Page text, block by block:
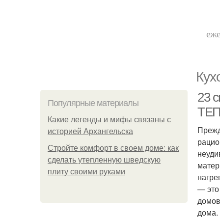
Популярные материалы
Какие легенды и мифы связаны с
историей Архангельска
Стройте комфорт в своем доме: как
сделать утепленную шведскую
плиту своими руками
23
— это
дома.